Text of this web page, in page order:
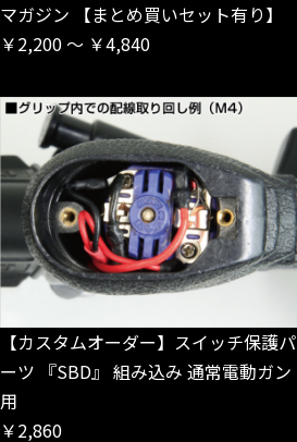
マガジン 【まとめ買いセット有り】
￥2,200 ～ ￥4,840
【カスタムオーダー】スイッチ保護パ
ーツ 『SBD』 組み込み 通常電動ガン
用
￥2,860